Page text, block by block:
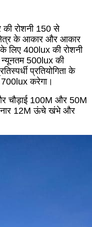
की रोशनी 150 से
के आकार और आकार
के लिए 400lux की रोशनी
500lux की
प्रतियोगिता के
करेगा।
चौड़ाई 100M और 50M
12M ऊंचे खंभे और